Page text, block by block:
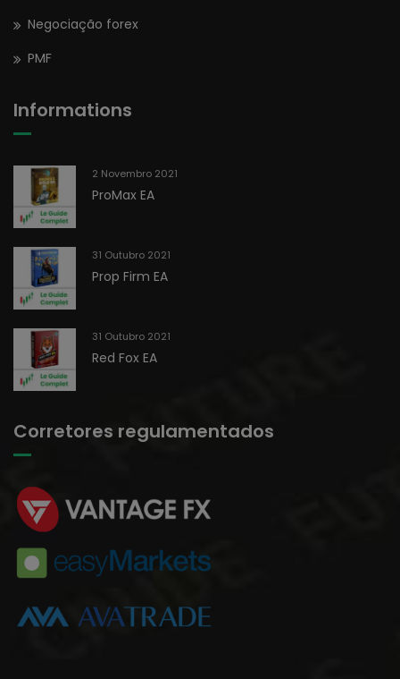
Negociação forex
PMF
Informations
2 Novembro 2021
ProMax EA
31 Outubro 2021
Prop Firm EA
31 Outubro 2021
Red Fox EA
Corretores regulamentados